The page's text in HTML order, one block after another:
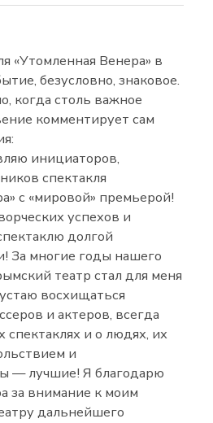
«Утомленная Венера» в
безусловно, знаковое.
когда столь важное
комментирует сам
инициаторов,
спектакля
с «мировой» премьерой!
успехов и
долгой
За многие годы нашего
театр стал для меня
восхищаться
и актеров, всегда
и о людях, их
и
— лучшие! Я благодарю
за внимание к моим
дальнейшего